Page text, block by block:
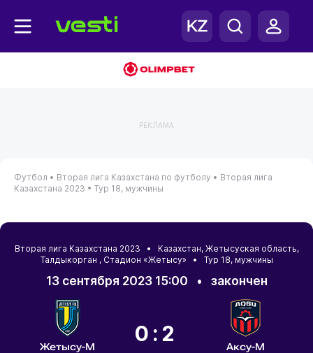
РЕКЛАМА
Футбол • Вторая лига Казахстана по футболу • Вторая лига
Казахстана 2023 • Тур 18, мужчины
Вторая лига Казахстана 2023 • Казахстан, Жетысуская область,
Талдыкорган , Стадион «Жетысу» • Тур 18, мужчины
13 сентября 2023 15:00 • закончен
Жетысу-М
0:2
Аксу-М